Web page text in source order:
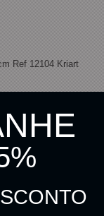
Ref 12104 Kriart